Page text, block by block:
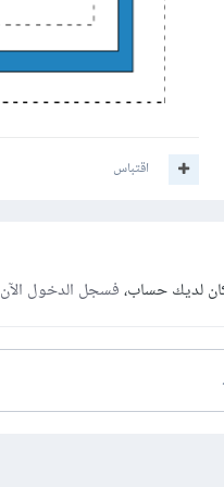
اقتباس
لديك حساب،فسجل الدخول الآن